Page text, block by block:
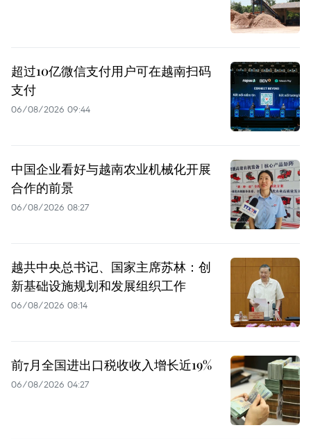
超过10亿微信支付用户可在越南扫码
支付
06/08/2026 09:44
中国企业看好与越南农业机械化开展
合作的前景
06/08/2026 08:27
越共中央总书记、国家主席苏林：创
新基础设施规划和发展组织工作
06/08/2026 08:14
前7月全国进出口税收收入增长近19%
06/08/2026 04:27